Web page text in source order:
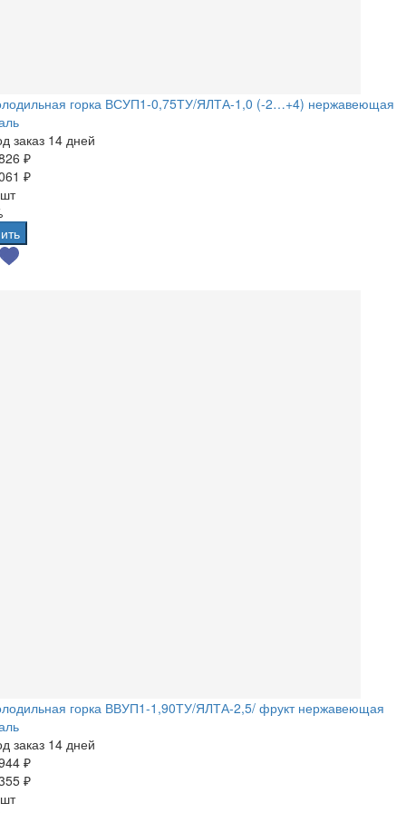
горка ВСУП1-0,75ТУ/ЯЛТА-1,0 (-2…+4) нержавеющая
заказ 14 дней
₽
₽
горка ВВУП1-1,90ТУ/ЯЛТА-2,5/ фрукт нержавеющая
заказ 14 дней
₽
₽